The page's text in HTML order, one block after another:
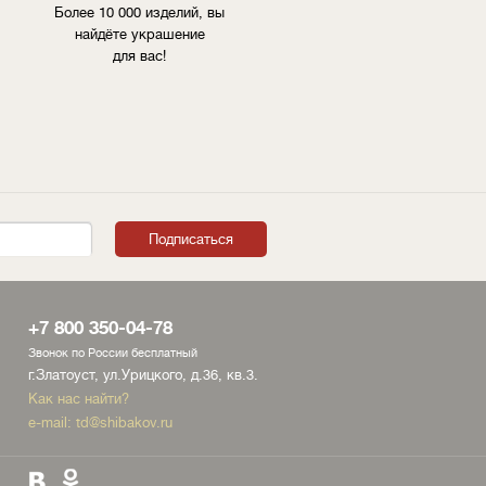
Более 10 000 изделий, вы
найдёте украшение
для вас!
+7 800 350-04-78
Звонок по России бесплатный
г.Златоуст, ул.Урицкого, д.36, кв.3.
Как нас найти?
e-mail: td@shibakov.ru